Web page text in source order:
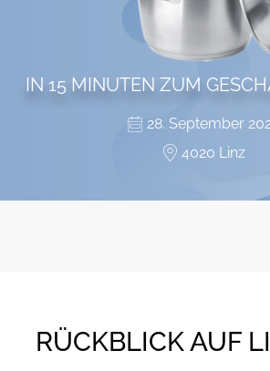
IN 15 MINUTEN ZUM
28. September
4020 Linz
RÜCKBLICK AUF